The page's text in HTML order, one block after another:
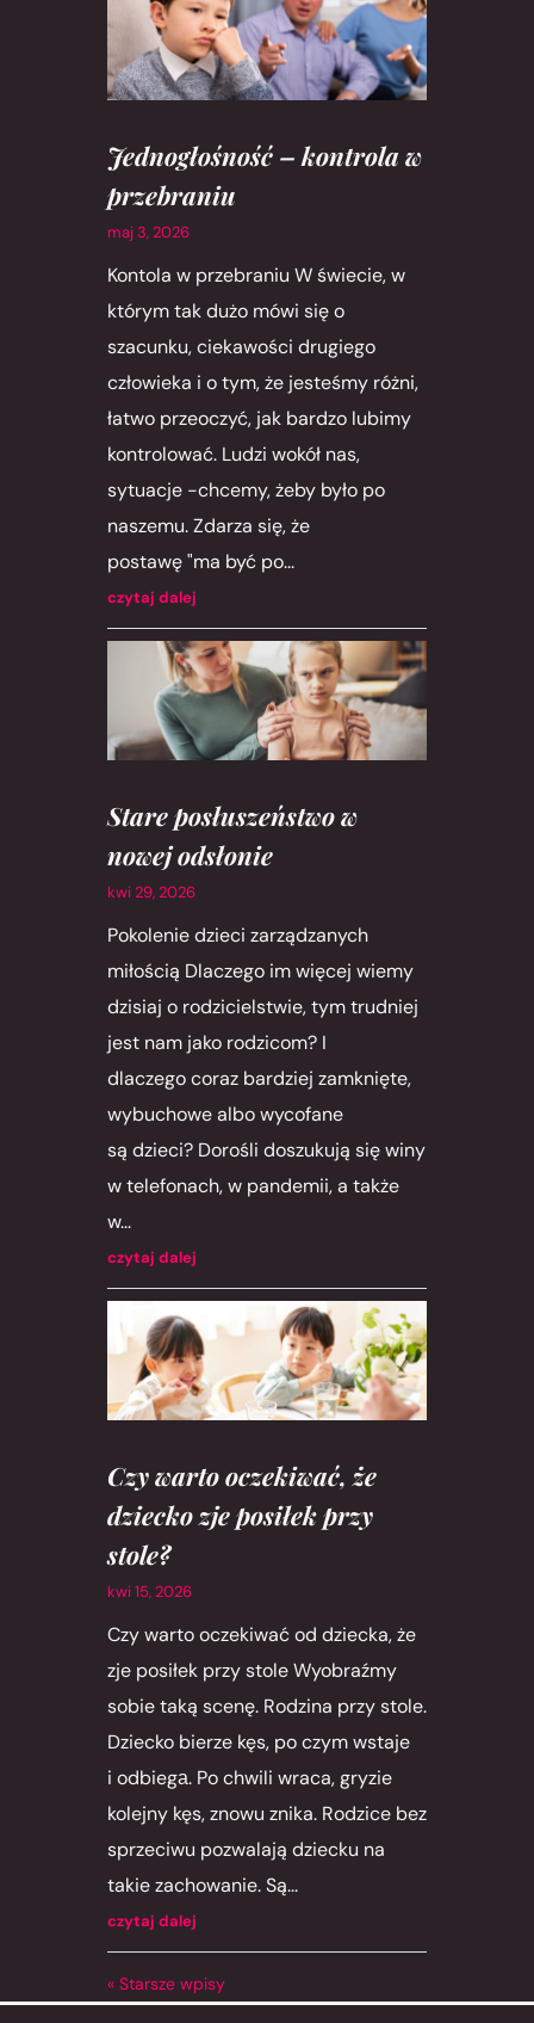
Jednogłośność – kontrola w
przebraniu
maj 3, 2026
Kontola w przebraniu W świecie, w
którym tak dużo mówi się o
szacunku, ciekawości drugiego
człowieka i o tym, że jesteśmy różni,
łatwo przeoczyć, jak bardzo lubimy
kontrolować. Ludzi wokół nas,
sytuacje -chcemy, żeby było po
naszemu. Zdarza się, że
postawę "ma być po...
czytaj dalej
Stare posłuszeństwo w
nowej odsłonie
kwi 29, 2026
Pokolenie dzieci zarządzanych
miłością Dlaczego im więcej wiemy
dzisiaj o rodzicielstwie, tym trudniej
jest nam jako rodzicom? I
dlaczego coraz bardziej zamknięte,
wybuchowe albo wycofane
są dzieci? Dorośli doszukują się winy
w telefonach, w pandemii, a także
w...
czytaj dalej
Czy warto oczekiwać, że
dziecko zje posiłek przy
stole?
kwi 15, 2026
Czy warto oczekiwać od dziecka, że
zje posiłek przy stole Wyobraźmy
sobie taką scenę. Rodzina przy stole.
Dziecko bierze kęs, po czym wstaje
i odbiegа. Po chwili wraca, gryzie
kolejny kęs, znowu znika. Rodzice bez
sprzeciwu pozwalają dziecku na
takie zachowanie. Są...
czytaj dalej
« Starsze wpisy